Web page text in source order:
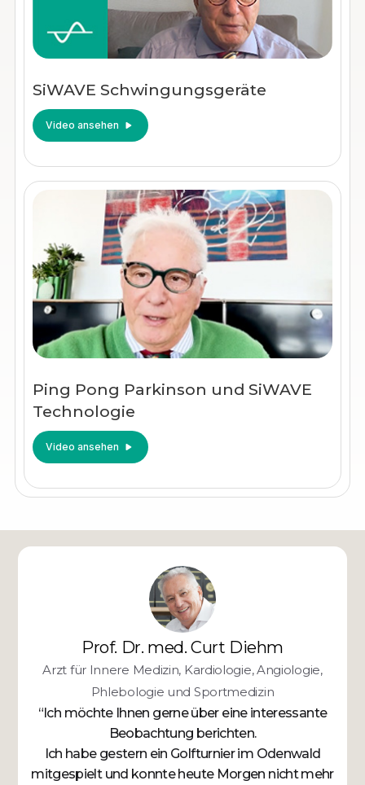
SiWAVE Schwingungsgeräte
Video ansehen
Ping Pong Parkinson und SiWAVE
Technologie
Video ansehen
Prof. Dr. med. Curt Diehm
Arzt für Innere Medizin, Kardiologie, Angiologie,
Phlebologie und Sportmedizin
“Ich möchte Ihnen gerne über eine interessante
Beobachtung berichten.
Ich habe gestern ein Golfturnier im Odenwald
mitgespielt und konnte heute Morgen nicht mehr